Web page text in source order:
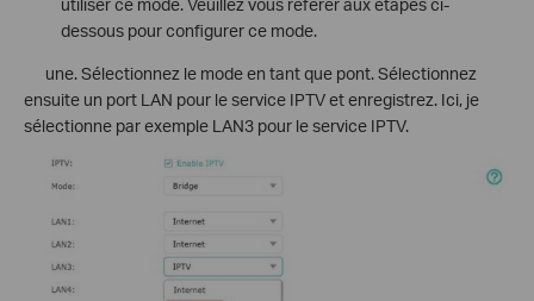
dessous pour configurer ce mode.
une. Sélectionnez le mode en tant que pont. Sélectionnez
ensuite un port LAN pour le service IPTV et enregistrez. Ici, je
sélectionne par exemple LAN3 pour le service IPTV.